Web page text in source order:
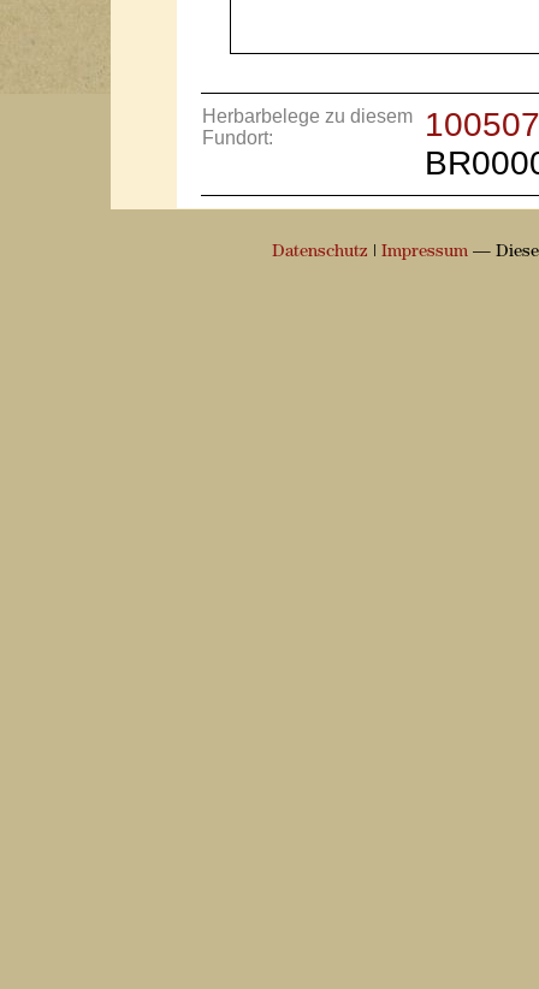
Herbarbelege zu diesem
Fundort:
100507
Datenschutz Impressum— Diese